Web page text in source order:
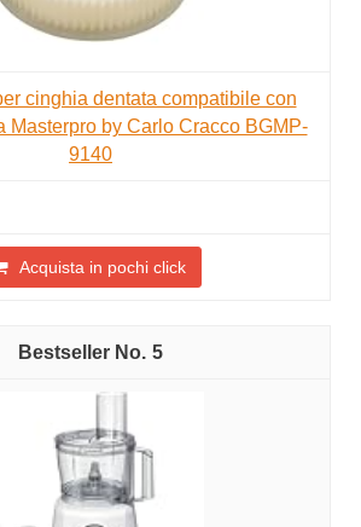
cinghia dentata compatibile con
Masterpro by Carlo Cracco BGMP-
9140
Acquista in pochi click
5